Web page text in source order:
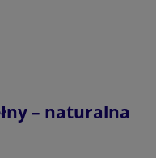
– naturalna